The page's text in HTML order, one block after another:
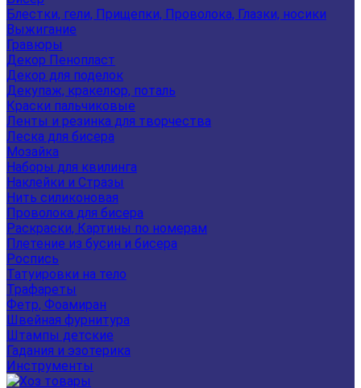
Блестки, гели, Прищепки, Проволока, Глазки, носики
Выжигание
Гравюры
Декор Пенопласт
Декор для поделок
Декупаж, кракелюр, поталь
Краски пальчиковые
Ленты и резинка для творчества
Леска для бисера
Мозайка
Наборы для квилинга
Наклейки и Стразы
Нить силиконовая
Проволока для бисера
Раскраски, Картины по номерам
Плетение из бусин и бисера
Роспись
Татуировки на тело
Трафареты
Фетр, Фоамиран
Швейная фурнитура
Штампы детские
Гадания и эзотерика
Инструменты